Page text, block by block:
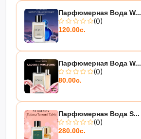
Парфюмерная Вода W...
(0)
120.00с.
Парфюмерная Вода W...
(0)
80.00с.
Парфюмерная Вода S...
(0)
280.00с.